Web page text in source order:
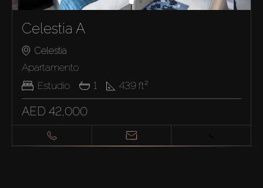
Celestia A
Celestia
Apartamento
Estudio
1 439 ft²
AED 42,000